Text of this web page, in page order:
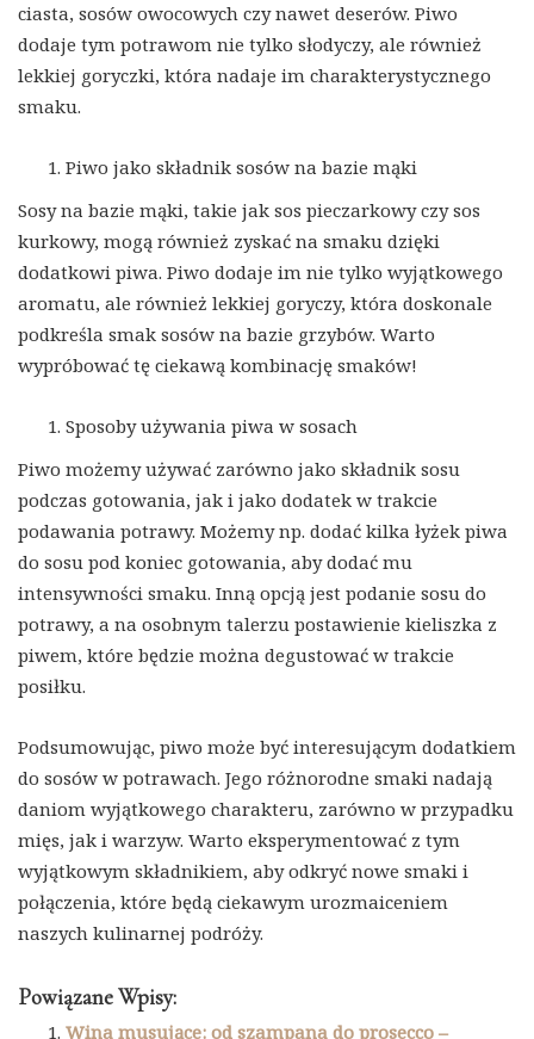
ciasta, sosów owocowych czy nawet deserów. Piwo
dodaje tym potrawom nie tylko słodyczy, ale również
lekkiej goryczki, która nadaje im charakterystycznego
smaku.
Piwo jako składnik sosów na bazie mąki
Sosy na bazie mąki, takie jak sos pieczarkowy czy sos
kurkowy, mogą również zyskać na smaku dzięki
dodatkowi piwa. Piwo dodaje im nie tylko wyjątkowego
aromatu, ale również lekkiej goryczy, która doskonale
podkreśla smak sosów na bazie grzybów. Warto
wypróbować tę ciekawą kombinację smaków!
Sposoby używania piwa w sosach
Piwo możemy używać zarówno jako składnik sosu
podczas gotowania, jak i jako dodatek w trakcie
podawania potrawy. Możemy np. dodać kilka łyżek piwa
do sosu pod koniec gotowania, aby dodać mu
intensywności smaku. Inną opcją jest podanie sosu do
potrawy, a na osobnym talerzu postawienie kieliszka z
piwem, które będzie można degustować w trakcie
posiłku.
Podsumowując, piwo może być interesującym dodatkiem
do sosów w potrawach. Jego różnorodne smaki nadają
daniom wyjątkowego charakteru, zarówno w przypadku
mięs, jak i warzyw. Warto eksperymentować z tym
wyjątkowym składnikiem, aby odkryć nowe smaki i
połączenia, które będą ciekawym urozmaiceniem
naszych kulinarnej podróży.
Powiązane Wpisy:
Wina musujące: od szampana do prosecco –